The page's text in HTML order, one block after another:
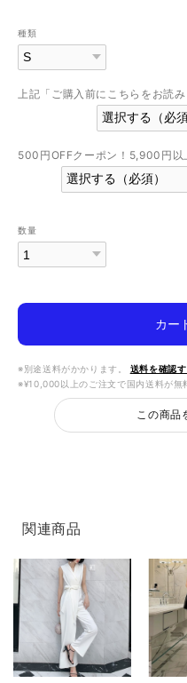
種類
上記「ご購入前にこちらをお読
500円OFFクーポン！5,900円以
数量
カー
※別途送料がかかります。
送料を確認
※¥10,000以上のご注文で国内送料が無
この商品
関連商品